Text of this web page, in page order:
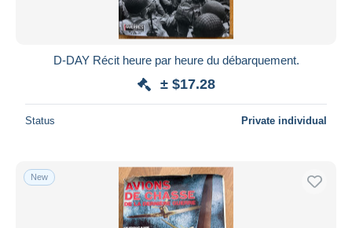
D-DAY Récit heure par heure du débarquement.
± $17.28
Status Private individual
New